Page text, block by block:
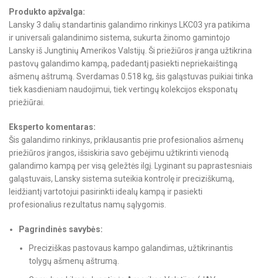
Produkto apžvalga:
Lansky 3 dalių standartinis galandimo rinkinys LKC03 yra patikima
ir universali galandinimo sistema, sukurta žinomo gamintojo
Lansky iš Jungtinių Amerikos Valstijų. Ši priežiūros įranga užtikrina
pastovų galandimo kampą, padedantį pasiekti nepriekaištingą
ašmenų aštrumą. Sverdamas 0.518 kg, šis galąstuvas puikiai tinka
tiek kasdieniam naudojimui, tiek vertingų kolekcijos eksponatų
priežiūrai.
Eksperto komentaras:
Šis galandimo rinkinys, priklausantis prie profesionalios ašmenų
priežiūros įrangos, išsiskiria savo gebėjimu užtikrinti vienodą
galandimo kampą per visą geležtės ilgį. Lyginant su paprastesniais
galąstuvais, Lansky sistema suteikia kontrolę ir preciziškumą,
leidžiantį vartotojui pasirinkti idealų kampą ir pasiekti
profesionalius rezultatus namų sąlygomis.
Pagrindinės savybės:
Preciziškas pastovaus kampo galandimas, užtikrinantis
tolygų ašmenų aštrumą.